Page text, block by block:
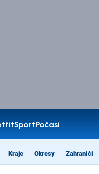
SportPočasí
Kraje Okresy Zahraničí